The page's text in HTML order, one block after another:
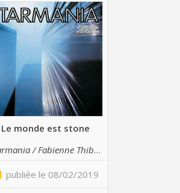
Le monde est stone
Starmania / Fabienne Thibeault
publiée le 08/02/2019